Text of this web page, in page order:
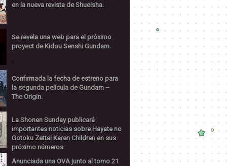
en la nueva revista de Shueisha.
Se revela una web para el próximo
proyect de Kidou Senshi Gundam.
Confirmada la fecha de estreno para
la segunda película de Gundam –
The Origin.
La Shonen Sunday publicará
importantes noticias sobre Hayate no
Gotoku Zettai Karen Children en sus
próximo números.
Anunciada una OVA junto al tomo 21